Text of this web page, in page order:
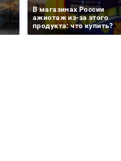
В магазинах России
ажиотаж из-за этого
продукта: что купить?